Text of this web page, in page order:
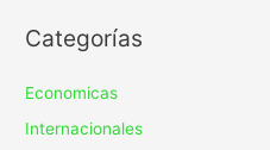
Categorías
Economicas
Internacionales